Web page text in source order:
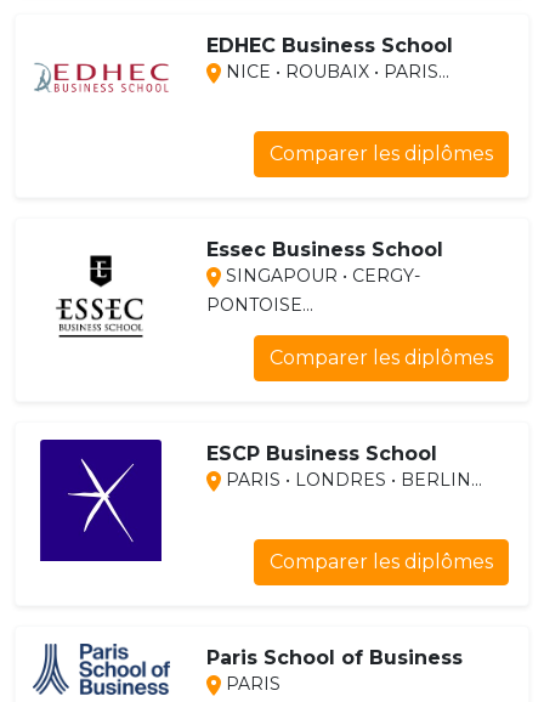
EDHEC Business School
NICE • ROUBAIX • PARIS...
Comparer les diplômes
Essec Business School
SINGAPOUR • CERGY-
PONTOISE...
Comparer les diplômes
ESCP Business School
PARIS • LONDRES • BERLIN...
Comparer les diplômes
Paris School of Business
PARIS